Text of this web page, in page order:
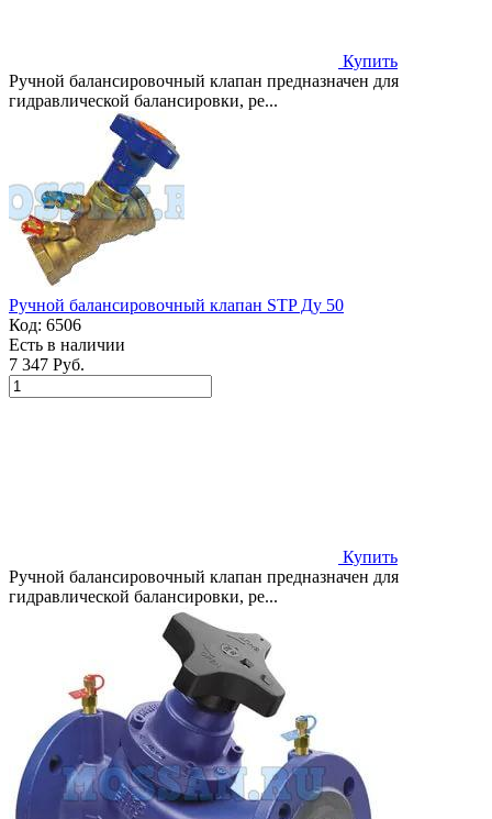
Купить
Ручной балансировочный клапан предназначен для
гидравлической балансировки, ре...
Ручной балансировочный клапан STP Ду 50
Код: 6506
Есть в наличии
7 347 Руб.
Купить
Ручной балансировочный клапан предназначен для
гидравлической балансировки, ре...